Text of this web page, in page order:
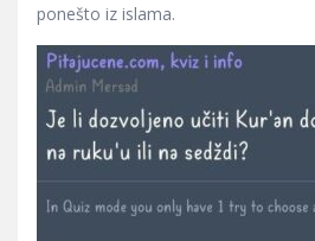
ponešto iz islama.